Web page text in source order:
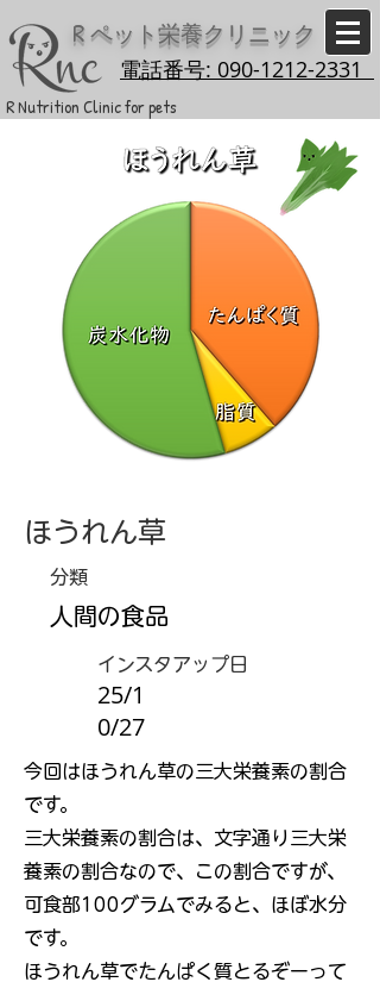
R ペット栄養クリニック
電話番号: 090-1212-2331
R Nutrition Clinic for pets
ほうれん草
分類
人間の食品
インスタアップ日
25/1
0/27
今回はほうれん草の三大栄養素の割合
です。
三大栄養素の割合は、文字通り三大栄
養素の割合なので、この割合ですが、
可食部100グラムでみると、ほぼ水分
です。
ほうれん草でたんぱく質とるぞーって